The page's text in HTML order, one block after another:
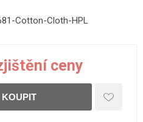
Cotton-Cloth-HPL
ceny
KOUPIT